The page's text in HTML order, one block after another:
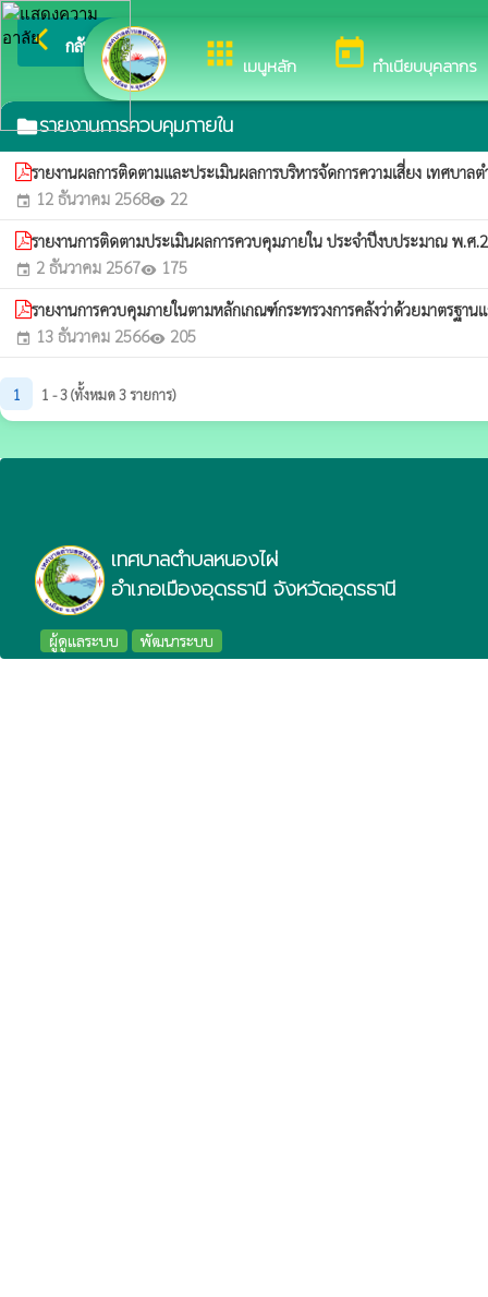
apps เมนูหลัก today ทำเนียบบุคลากร
arrow_back_ios กลับเมนูหลัก ยินดีต้อนรับสู่เว็บไซต์ของ เทศบ
folderรายงานการควบคุมภายใน
รายงานผลการติดตามและประเมินผลการบริหารจัดการความเสี่ยง เทศบา
event 12 ธันวาคม 2568visibility 22
รายงานการติดตามประเมินผลการควบคุมภายใน ประจำปีงบประมาณ พ.
event 2 ธันวาคม 2567visibility 175
รายงานการควบคุมภายในตามหลักเกณฑ์กระทรวงการคลังว่าด้วยมาตร
event 13 ธันวาคม 2566visibility 205
1 1 - 3 (ทั้งหมด 3 รายการ)
เทศบาลตำบลหนองไผ่
อำเภอเมืองอุดรธานี จังหวัดอุดรธานี
ผู้ดูแลระบบ พัฒนาระบบ